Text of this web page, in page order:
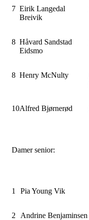
7 Eirik Langedal
Breivik
8 Håvard Sandstad
Eidsmo
8 Henry McNulty
10Alfred Bjørnerød
Damer senior:
1 Pia Young Vik
2 Andrine Benjaminsen